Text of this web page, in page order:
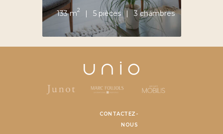
133 m2 5 pièces 3 chambres
CONTACTEZ-
NOUS